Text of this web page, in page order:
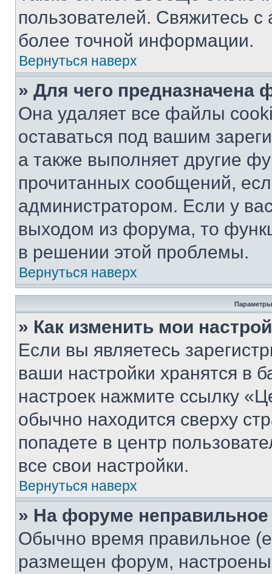
пользователей. Свяжитесь
более точной информации.
Вернуться наверх
» Для чего предназначена
Она удаляет все файлы
оставаться под вашим
а также выполняет другие
прочитанных сообщений,
администратором. Если у
выходом из форума, то
в решении этой проблемы.
Вернуться наверх
Параметры
» Как изменить мои
Если вы являетесь
ваши настройки хранятся в
настроек нажмите ссылку
обычно находится сверху
попадете в центр
все свои настройки.
Вернуться наверх
» На форуме
Обычно время правильное
размещен форум, настроены